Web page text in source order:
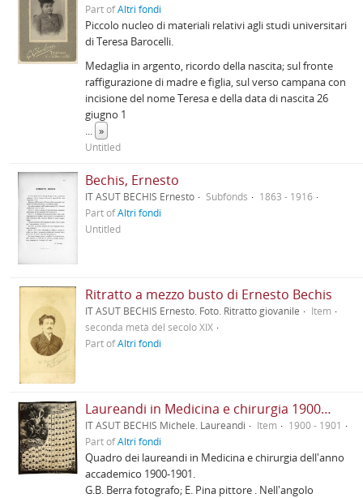
Part ofAltri fondi
Piccolo nucleo di materiali relativi agli studi universitari
di Teresa Barocelli.
Medaglia in argento, ricordo della nascita; sul fronte
raffigurazione di madre e figlia, sul verso campana con
incisione del nome Teresa e della data di nascita 26
giugno 1
... »
Untitled
Bechis, Ernesto
IT ASUT BECHIS Ernesto Subfonds
1863 - 1916
Part ofAltri fondi
Untitled
Ritratto a mezzo busto di Ernesto Bechis
IT ASUT BECHIS Ernesto. Foto. Ritratto giovanile
Item
seconda metà del secolo XIX
Part ofAltri fondi
Laureandi in Medicina e chirurgia 1900 - 1901
IT ASUT BECHIS Michele. Laureandi Item
1900 - 1901
Part ofAltri fondi
Quadro dei laureandi in Medicina e chirurgia dell'anno
accademico 1900-1901.
G.B. Berra fotografo; E. Pina pittore . Nell'angolo